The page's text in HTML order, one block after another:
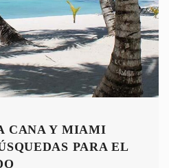
CANA Y MIAMI
PARA EL